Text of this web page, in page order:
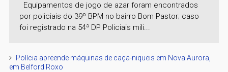
Equipamentos de jogo de azar foram encontrados
por policiais do 39º BPM no bairro Bom Pastor; caso
foi registrado na 54ª DP Policiais mili...
Polícia apreende máquinas de caça-niqueis em Nova Aurora,
em Belford Roxo